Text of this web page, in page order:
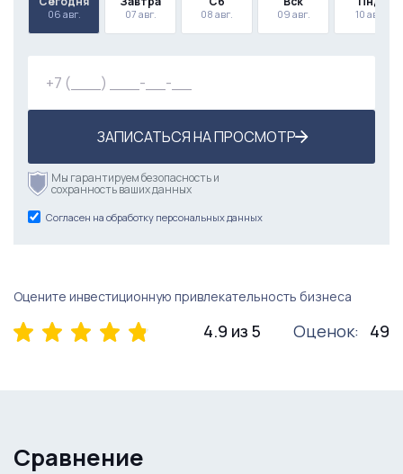
06 авг. 07 авг. 08 авг. 09 авг. 10 авг.
ЗАПИСАТЬСЯ НА ПРОСМОТР
Мы гарантируем безопасность и
сохранность ваших данных
Согласен на обработку персональных данных
Оцените инвестиционную привлекательность бизнеса
4.9 из 5 Оценок: 49
Сравнение